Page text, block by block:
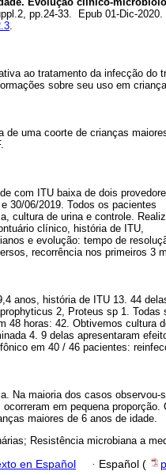
pp.24-33. Epub 01-Dic-2020.
.
ao tratamento da infecção do
sobre seu uso em
de uma coorte de crianças
com ITU baixa de dois
30/06/2019. Todos os pacientes
cultura de urina e controle.
clínico, história de ITU,
e evolução: tempo de
recorrência nos primeiros 3
anos, história de ITU 13. 44
2, Proteus sp 1.
48 horas: 42. Obtivemos cultura
4. 9 delas apresentaram
em 40 / 46 pacientes:
Na maioria dos casos
em pequena
maiores de 6 anos de idade.
Resistência microbiana a
en Español · Español (